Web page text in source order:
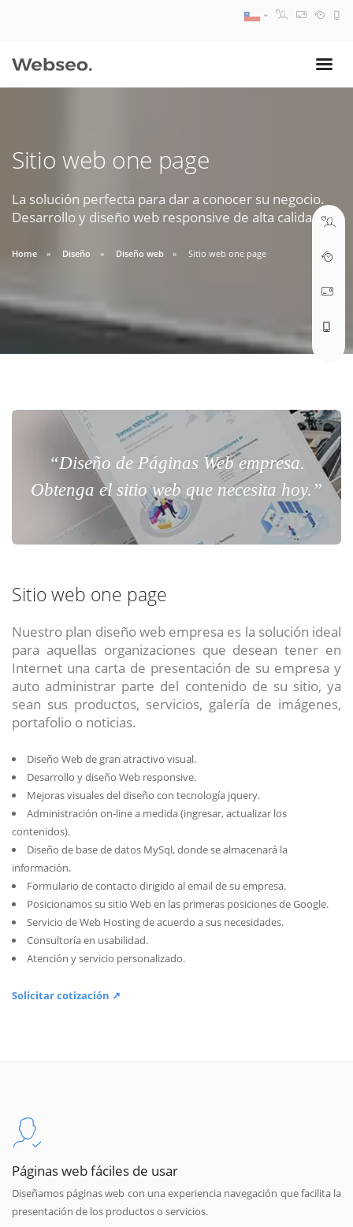
Sitio web one page
La solución perfecta para dar a conocer su negocio.
Desarrollo y diseño web responsive de alta calidad.
Home Diseño Diseño web Sitio web one page
“Diseño de Páginas Web empresa.
Obtenga el sitio web que necesita hoy.”
Sitio web one page
Nuestro plan diseño web empresa es la solución ideal
para aquellas organizaciones que desean tener en
Internet una carta de presentación de su empresa y
auto administrar parte del contenido de su sitio, ya
sean sus productos, servicios, galería de imágenes,
portafolio o noticias.
Diseño Web de gran atractivo visual.
Desarrollo y diseño Web responsive.
Mejoras visuales del diseño con tecnología jquery.
Administración on-line a medida (ingresar, actualizar los
contenidos).
Diseño de base de datos MySql, donde se almacenará la
información.
Formulario de contacto dirigido al email de su empresa.
Posicionamos su sitio Web en las primeras posiciones de Google.
Servicio de Web Hosting de acuerdo a sus necesidades.
Consultoría en usabilidad.
Atención y servicio personalizado.
Solicitar cotización ↗
Páginas web fáciles de usar
Diseñamos páginas web con una experiencia navegación que facilita la
presentación de los productos o servicios.
09:30 AM A 18:30 PM
soporte@webseo.cl